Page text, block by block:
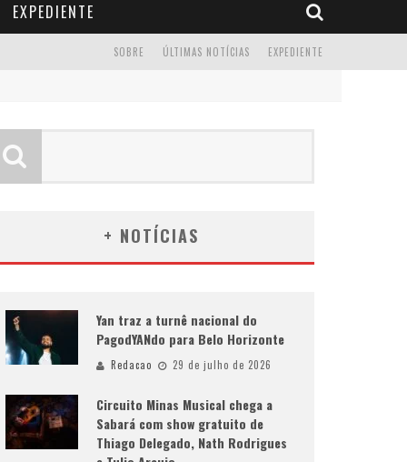
EXPEDIENTE
EXPEDIENTE
ÚLTIMAS NOTÍCIAS
SOBRE
+ NOTÍCIAS
Yan traz a turnê nacional do
PagodYANdo para Belo Horizonte
Redacao 29 de julho de 2026
Circuito Minas Musical chega a
Sabará com show gratuito de
Thiago Delegado, Nath Rodrigues